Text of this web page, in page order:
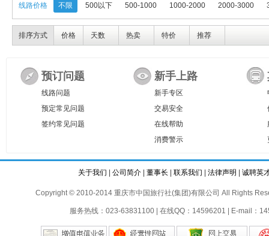
线路价格 不限 500以下 500-1000 1000-2000 2000-3000
排序方式 价格 天数 热卖 特价 推荐
预订问题
线路问题
预定常见问题
签约常见问题
新手上路
新手专区
交易安全
在线帮助
消费警示
关于我们 公司简介 董事长 联系我们 法律声明 诚聘英
Copyright © 2010-2014 重庆市中国旅行社(集团)有限公司 All Rights
服务热线：023-63831100 | 在线QQ：14596201 | E-mail：